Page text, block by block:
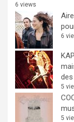
6 views
6
5
5